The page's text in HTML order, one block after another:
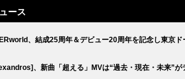
ース
、結成25周年＆デビュー20周年を記念し東京ド
、新曲「超える」MVは“過去・現在・未来”が